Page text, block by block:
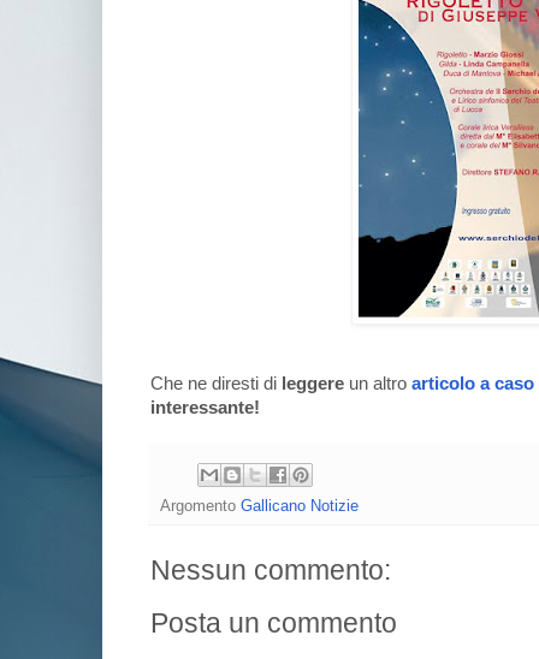
Che ne diresti di leggere un altro articolo a caso
interessante!
Argomento Gallicano Notizie
Nessun commento:
Posta un commento